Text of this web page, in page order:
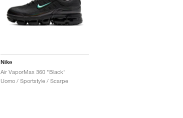
Nike
Air VaporMax 360 "Black"
Uomo / Sportstyle / Scarpe